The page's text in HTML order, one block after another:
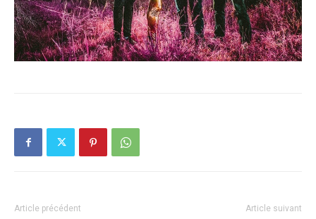
Article précédent Article suivant